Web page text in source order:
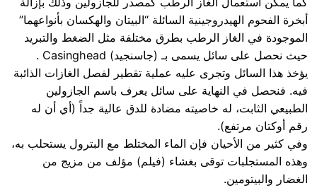
أبخرة الفحوم الهيدروجينية السائلة “البيتان والهكسان بأنواعهما”
الموجودة في الغاز الرطب بطرق مختلفة مثل الضغط والتبريد
حيث نحصل على سائل يسمى بـ (جاسنجيد) Casinghead .
يؤخذ هذا السائل وتجرى عليه عملية تقطير لفصل الغازات الذائبة
فيه. فنحصل في النهاية على سائل يعرف باسم الجازولين
الطبيعي الثابت، له خاصيته مضادة للدق عالية جداً (أي أن له
رقم أوكتان مرتفع).
وفي كثير من الأحيان فإن الماء المختلط مع البترول يستحلب به،
وهذه المستجلبات توقى بغشاء (فيلم) مؤلف من مزيج من
الغضار والبيتومين.